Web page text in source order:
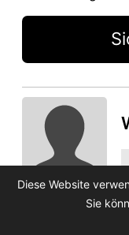
Diese Website
Sie